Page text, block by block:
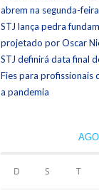
abrem na segunda-
STJ lança pedra
projetado por Oscar
STJ definirá data final
Fies para profissionais
a pandemia
D S T